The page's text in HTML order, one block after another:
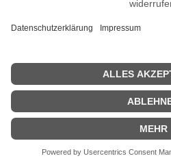
n.n.v. - Die offizielle Paul-Henri
Sendungen mit Paul-Henri Spaak Filme
n.n.v.
| Biografie kurz |